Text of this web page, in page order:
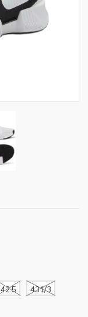
42.5 431/3